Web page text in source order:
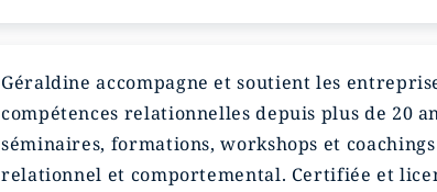
Géraldine accompagne et soutient les
compétences relationnelles depuis plus de 20
séminaires, formations, workshops et
relationnel et comportemental. Certifiée et